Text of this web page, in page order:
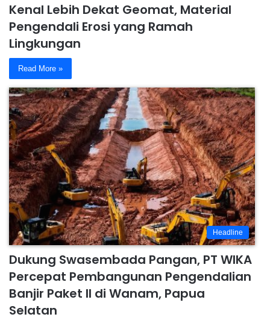
Kenal Lebih Dekat Geomat, Material
Pengendali Erosi yang Ramah
Lingkungan
Read More »
Headline
Dukung Swasembada Pangan, PT WIKA
Percepat Pembangunan Pengendalian
Banjir Paket II di Wanam, Papua
Selatan